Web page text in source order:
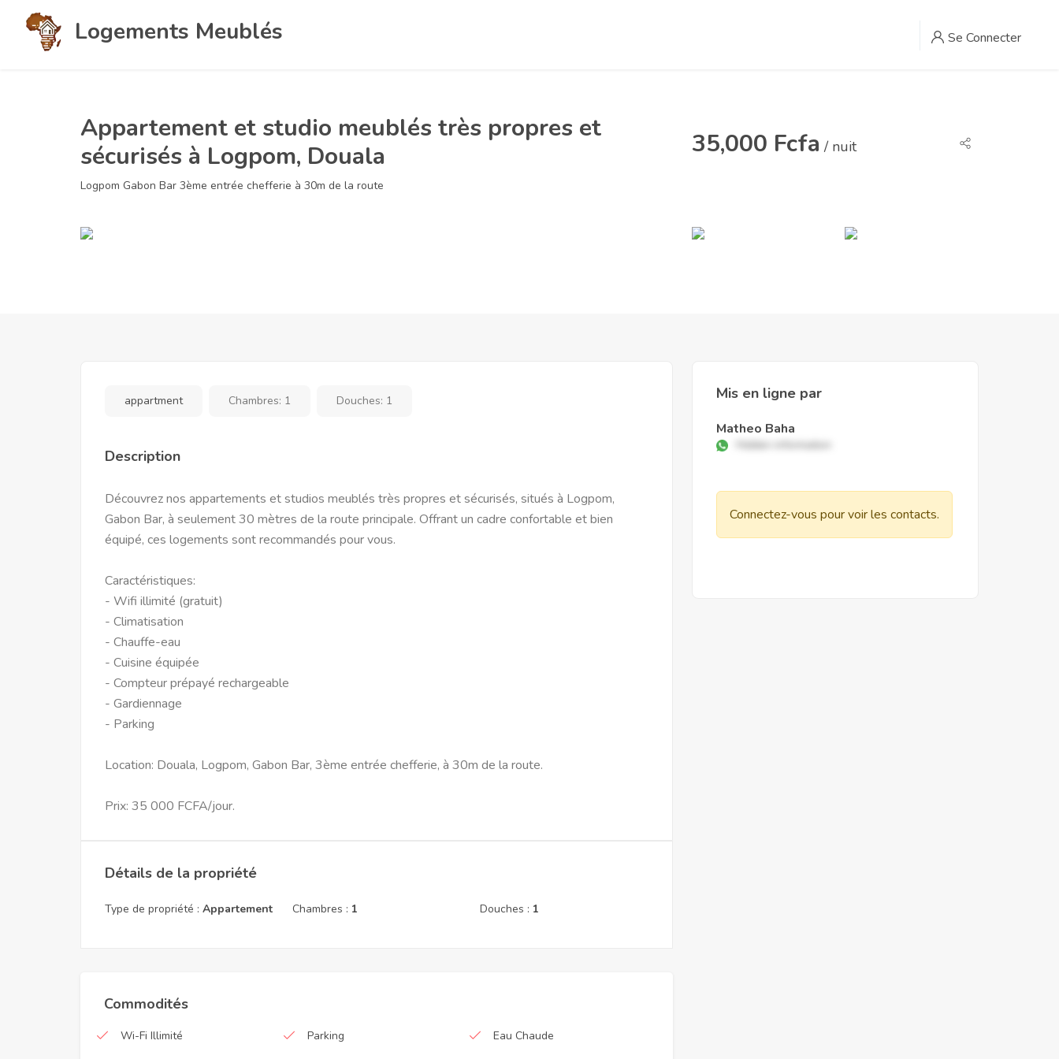
Logements Meublés Se Connecter
Appartement et studio meublés très propres et
sécurisés à Logpom, Douala
Logpom Gabon Bar 3ème entrée chefferie à 30m de la route
35,000 Fcfa / nuit
appartment Chambres: 1 Douches: 1
Description
Découvrez nos appartements et studios meublés très propres et sécurisés, situés à Logpom,
Gabon Bar, à seulement 30 mètres de la route principale. Offrant un cadre confortable et bien
équipé, ces logements sont recommandés pour vous.
Caractéristiques:
- Wifi illimité (gratuit)
- Climatisation
- Chauffe-eau
- Cuisine équipée
- Compteur prépayé rechargeable
- Gardiennage
- Parking
Location: Douala, Logpom, Gabon Bar, 3ème entrée chefferie, à 30m de la route.
Prix: 35 000 FCFA/jour.
Détails de la propriété
Type de propriété : Appartement Chambres : 1 Douches : 1
Commodités
Wi-Fi Illimité Parking Eau Chaude
Mis en ligne par
Matheo Baha
Hidden information
Connectez-vous pour voir les contacts.